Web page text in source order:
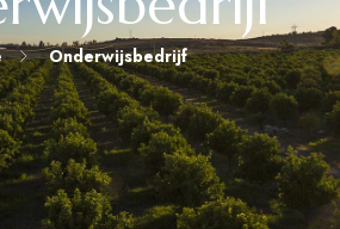
Onderwijsbedrijf